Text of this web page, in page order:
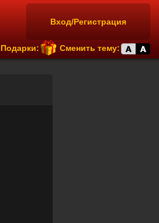
Вход/Регистрация
Подарки: Сменить тему: